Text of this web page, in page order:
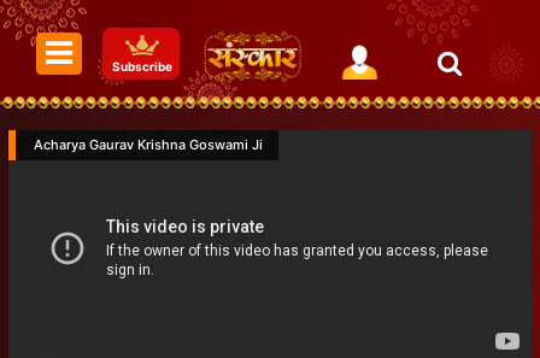
Subscribe
Acharya Gaurav Krishna Goswami Ji